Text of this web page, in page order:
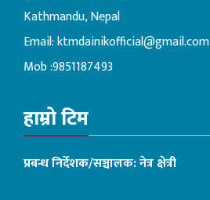
Kathmandu, Nepal
Email:ktmdainikofficial@gmail.com
Mob :9851187493
हाम्रो टिम
प्रबन्ध निर्देशक/सञ्चालक: नेत्र क्षेत्री